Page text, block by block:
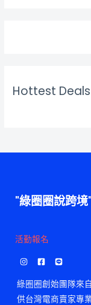
Hottest Deals
"綠圈圈說跨
活勤報名
綠圈圈創始團隊來
供台灣電商賣家專